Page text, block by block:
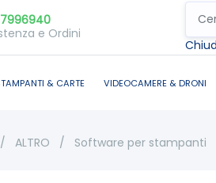
e Ordini
& CARTE VIDEOCAMERE & DRONI
/ ALTRO / Software per stampanti